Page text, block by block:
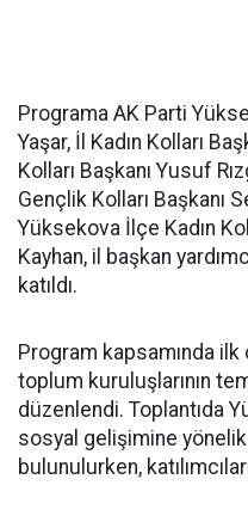
Programa AK Parti
Yaşar, İl Kadın Kolları
Kolları Başkanı Yusuf
Gençlik Kolları Başkanı
Yüksekova İlçe Kadın
Kayhan, il başkan
katıldı.
Program kapsamında ilk
toplum kuruluşlarının
düzenlendi. Toplantıda
sosyal gelişimine
bulunulurken,